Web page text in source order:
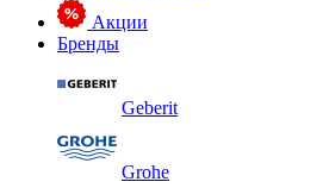
Акции
Бренды
Geberit
Grohe